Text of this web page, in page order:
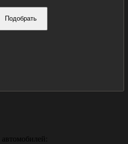
Подобрать
автомобилей: